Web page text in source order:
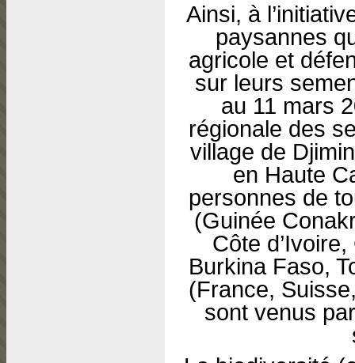
Ainsi, à
paysannes
agricole et
sur leurs
au 11 mars
régionale des
village de
en Haute
personnes de
(Guinée
Côte
Burkina Faso,
(France,
sont venus